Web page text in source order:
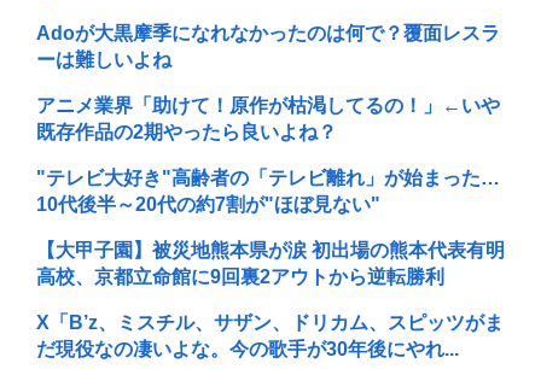
Adoが大黒摩季になれなかったのは何で？覆面レスラ
ーは難しいよね
アニメ業界「助けて！原作が枯渇してるの！」←いや
既存作品の2期やったら良いよね？
"テレビ大好き"高齢者の「テレビ離れ」が始まった…
10代後半～20代の約7割が"ほぼ見ない"
【大甲子園】被災地熊本県が涙 初出場の熊本代表有明
高校、京都立命館に9回裏2アウトから逆転勝利
X「B’z、ミスチル、サザン、ドリカム、スピッツがま
だ現役なの凄いよな。今の歌手が30年後にやれ...